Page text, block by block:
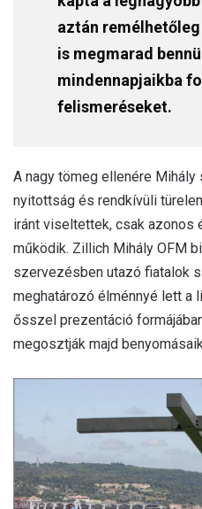
aztán
is megmarad
mindennapjaikba
felismeréseket.
A nagy tömeg ellenére
nyitottság és rendkívüli
iránt viseltettek, csak azonos
működik. Zillich Mihály OFM
szervezésben utazó fiatalok
meghatározó élménnyé lett a
ősszel prezentáció
megosztják majd